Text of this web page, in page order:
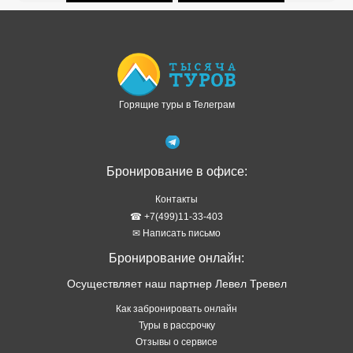
Горящие туры в Телеграм
Бронирование в офисе:
Контакты
☎ +7(499)11-33-403
✉ Написать письмо
Бронирование онлайн:
Осуществляет наш партнер Левел Тревел
Как забронировать онлайн
Туры в рассрочку
Отзывы о сервисе